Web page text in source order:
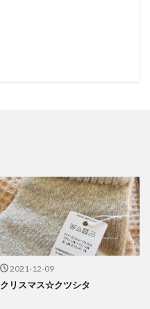
2021-12-09
クリスマス☆クツシタ